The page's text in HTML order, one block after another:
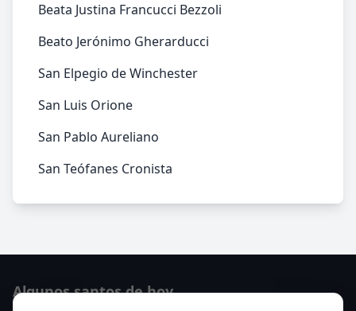
Beata Justina Francucci Bezzoli
Beato Jerónimo Gherarducci
San Elpegio de Winchester
San Luis Orione
San Pablo Aureliano
San Teófanes Cronista
Algunos santos de hoy